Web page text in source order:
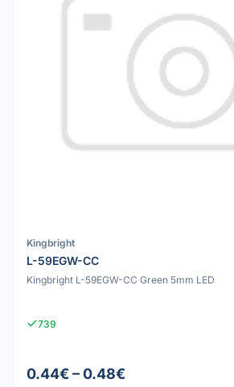
Kingbright
L-59EGW-CC
Kingbright L-59EGW-CC Green 5mm LED
739
0.44€ – 0.48€